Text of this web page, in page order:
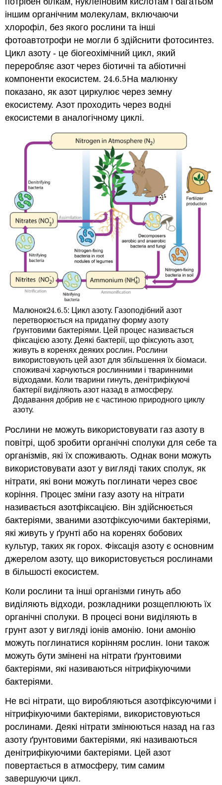
іншим органічним молекулам, включаючи
хлорофіл, без якого рослини та інші
фотоавтотрофи не могли б здійснити фотосинтез.
Цикл азоту - це біогеохімічний цикл, який
переробляє азот через біотичні та абіотичні
компоненти екосистем. 24.6.5
24.6.5На малюнку
показано, як азот циркулює через земну
екосистему. Азот проходить через водні
екосистеми в аналогічному циклі.
Малюнок24.6.5
24.6.5: Цикл азоту. Газоподібний азот
перетворюється на придатну форму азоту
ґрунтовими бактеріями. Цей процес називається
фіксацією азоту. Деякі бактерії, що фіксують азот,
живуть в коренях деяких рослин. Рослини
використовують цей азот для збільшення їх біомаси.
споживачі харчуються рослинними і тваринними
відходами. Коли тварини гинуть, денітрифікуючі
бактерії виділяють азот назад в атмосферу.
Додавання добрив не є частиною природного циклу
азоту.
Рослини не можуть використовувати газ азоту в
повітрі, щоб зробити органічні сполуки для себе та
організмів, які їх споживають. Однак вони можуть
використовувати азот у вигляді таких сполук, як
нітрати, які вони можуть поглинати через своє
коріння. Процес зміни газу азоту на нітрати
називається азотфіксацією. Він здійснюється
бактеріями, званими азотфіксуючими бактеріями,
які живуть у ґрунті або на коренях бобових
культур, таких як горох. Фіксація азоту є основним
джерелом азоту, що використовується рослинами
в більшості екосистем.
Коли рослини та інші організми гинуть або
виділяють відходи, розкладники розщеплюють їх
органічні сполуки. В процесі вони виділяють в
грунт азот у вигляді іонів амонію. Іони амонію
можуть поглинатися корінням рослин. Іони також
можуть бути змінені на нітрати ґрунтовими
бактеріями, які називаються нітрифікуючими
бактеріями.
Не всі нітрати, що виробляються азотфіксуючими і
нітрифікуючими бактеріями, використовуються
рослинами. Деякі нітрати змінюються назад на газ
азоту ґрунтовими бактеріями, які називаються
денітрифікуючими бактеріями. Цей азот
повертається в атмосферу, тим самим
завершуючи цикл.